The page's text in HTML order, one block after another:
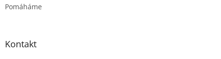
Pomáháme
Kontakt